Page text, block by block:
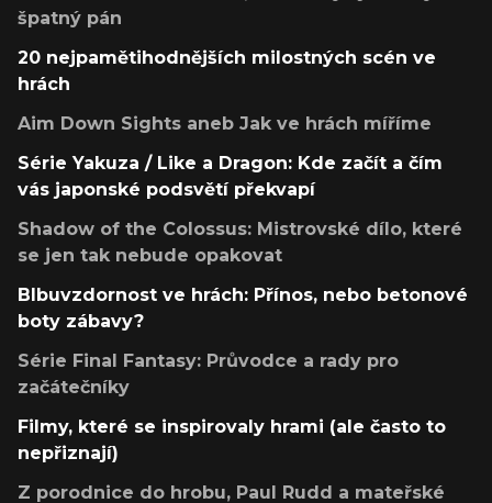
špatný pán
20 nejpamětihodnějších milostných scén ve
hrách
Aim Down Sights aneb Jak ve hrách míříme
Série Yakuza / Like a Dragon: Kde začít a čím
vás japonské podsvětí překvapí
Shadow of the Colossus: Mistrovské dílo, které
se jen tak nebude opakovat
Blbuvzdornost ve hrách: Přínos, nebo betonové
boty zábavy?
Série Final Fantasy: Průvodce a rady pro
začátečníky
Filmy, které se inspirovaly hrami (ale často to
nepřiznají)
Z porodnice do hrobu, Paul Rudd a mateřské